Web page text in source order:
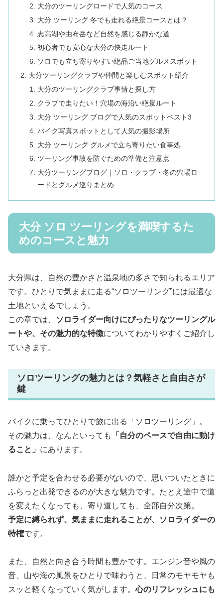
大分のツーリングロードで人気のコース
大分 ツーリング 冬でも走れる絶景コースとは？
志高湖や由布岳など自然を感じる静かな道
初心者でも安心な大分の快走ルート
ソロでも立ち寄りやすい絶品ご当地グルメスポット
大分ツーリングクラブや仲間と楽しむスポット紹介
大分のツーリングクラブ事情と探し方
クラブで走りたい！穴場の海沿い絶景ルート
大分 ツーリング ブログで人気のスポットベスト3
バイク写真スポットとして人気の撮影場所
大分 ツーリング グルメで立ち寄りたい食事処
ツーリング事故を防ぐための準備と注意点
大分ツーリングブログ｜ソロ・クラブ・冬の穴場ロ
ードとグルメ巡りまとめ
大分 ソロ ツーリングを満喫するた
めのコースと魅力
大分県は、自然の豊かさと温泉地の多さで知られるエリア
です。ひとりで気ままに走る“ソロツーリング”には最適な
土地といえるでしょう。
この章では、
ソロライダー向けにぴったりなツーリングル
ートや、その魅力的な特徴についてわかりやすくご紹介し
ていきます。
ソロツーリングの魅力とは？気軽さと自由さが
鍵
バイクに乗ってひとりで旅に出る「ソロツーリング」。
その魅力は、なんといっても
「自分のペースで自由に動け
ること」 にあります。
誰かと予定を合わせる必要がないので、思いついたときに
ふらっと出発できるのが大きな魅力です。たとえ途中で道
を変えたくなっても、寄り道しても、全部自分次第。
予定に縛られず、気ままに走れることが、ソロライダーの
特権です。
また、自然と向き合う時間も豊かです。エンジン音や風の
音、山や海の風景をひとりで味わうと、日常のモヤモヤも
スッと軽くなっていく気がします。心のリフレッシュにも